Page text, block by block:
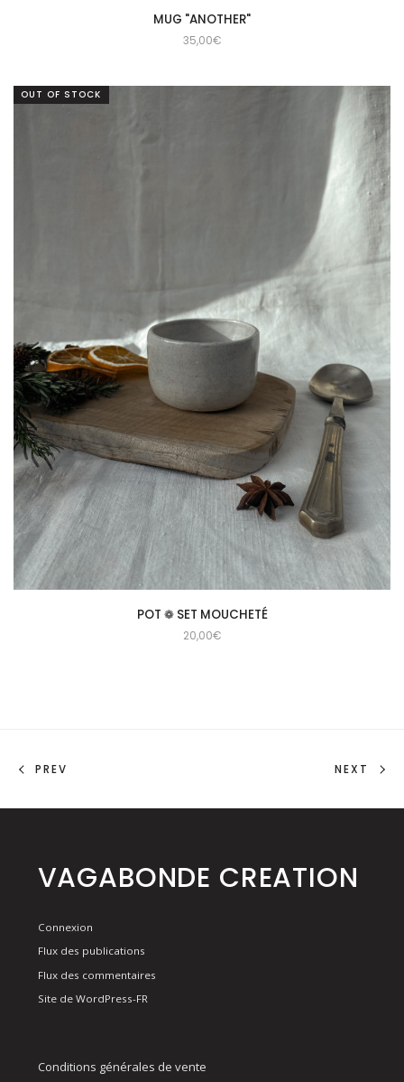
MUG "ANOTHER"
35,00€
OUT OF STOCK
POT ❁ SET MOUCHETÉ
20,00€
PREV NEXT
VAGABONDE CREATION
Connexion
Flux des publications
Flux des commentaires
Site de WordPress-FR
Conditions générales de vente